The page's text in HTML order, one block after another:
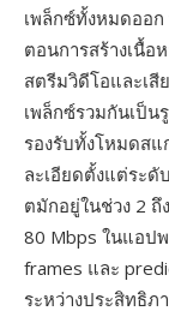
เพล็กซ์ทั้งหมดออ
ตอนการสร้างเนื้อ
สตรีมวิดีโอและเสี
เพล็กซ์รวมกันเป็
รองรับทั้งโหมดส
ละเอียดตั้งแต่ระดั
ตมักอยู่ในช่วง 2 ถึ
80 Mbps ในแอป
frames และ
ระหว่างประสิทธิภ